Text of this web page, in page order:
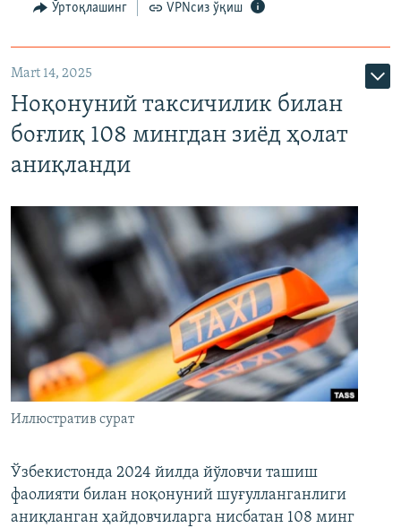
Ўртоқлашинг VPNсиз ўқиш
Mart 14, 2025
Ноқонуний таксичилик билан
боғлиқ 108 мингдан зиёд ҳолат
аниқланди
Иллюстратив сурат
Ўзбекистонда 2024 йилда йўловчи ташиш
фаолияти билан ноқонуний шуғулланганлиги
аниқланган ҳайдовчиларга нисбатан 108 минг